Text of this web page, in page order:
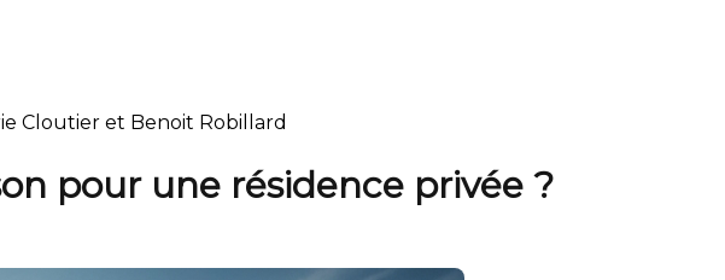
Cloutier et Benoit Robillard
pour une résidence privée ?